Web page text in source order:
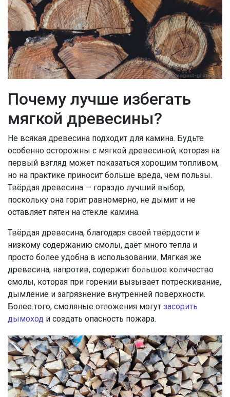
Почему лучше избегать
мягкой древесины?
Не всякая древесина подходит для камина. Будьте
особенно осторожны с мягкой древесиной, которая на
первый взгляд может показаться хорошим топливом,
но на практике приносит больше вреда, чем пользы.
Твёрдая древесина — гораздо лучший выбор,
поскольку она горит равномерно, не дымит и не
оставляет пятен на стекле камина.
Твёрдая древесина, благодаря своей твёрдости и
низкому содержанию смолы, даёт много тепла и
просто более удобна в использовании. Мягкая же
древесина, напротив, содержит большое количество
смолы, которая при горении вызывает потрескивание,
дымление и загрязнение внутренней поверхности.
Более того, смоляные отложения могут засорить
дымоход и создать опасность пожара.